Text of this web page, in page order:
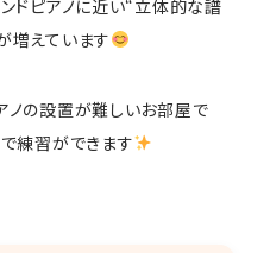
ドピアノに近い“立体的な譜
増えています
ノの設置が難しいお部屋で
練習ができます